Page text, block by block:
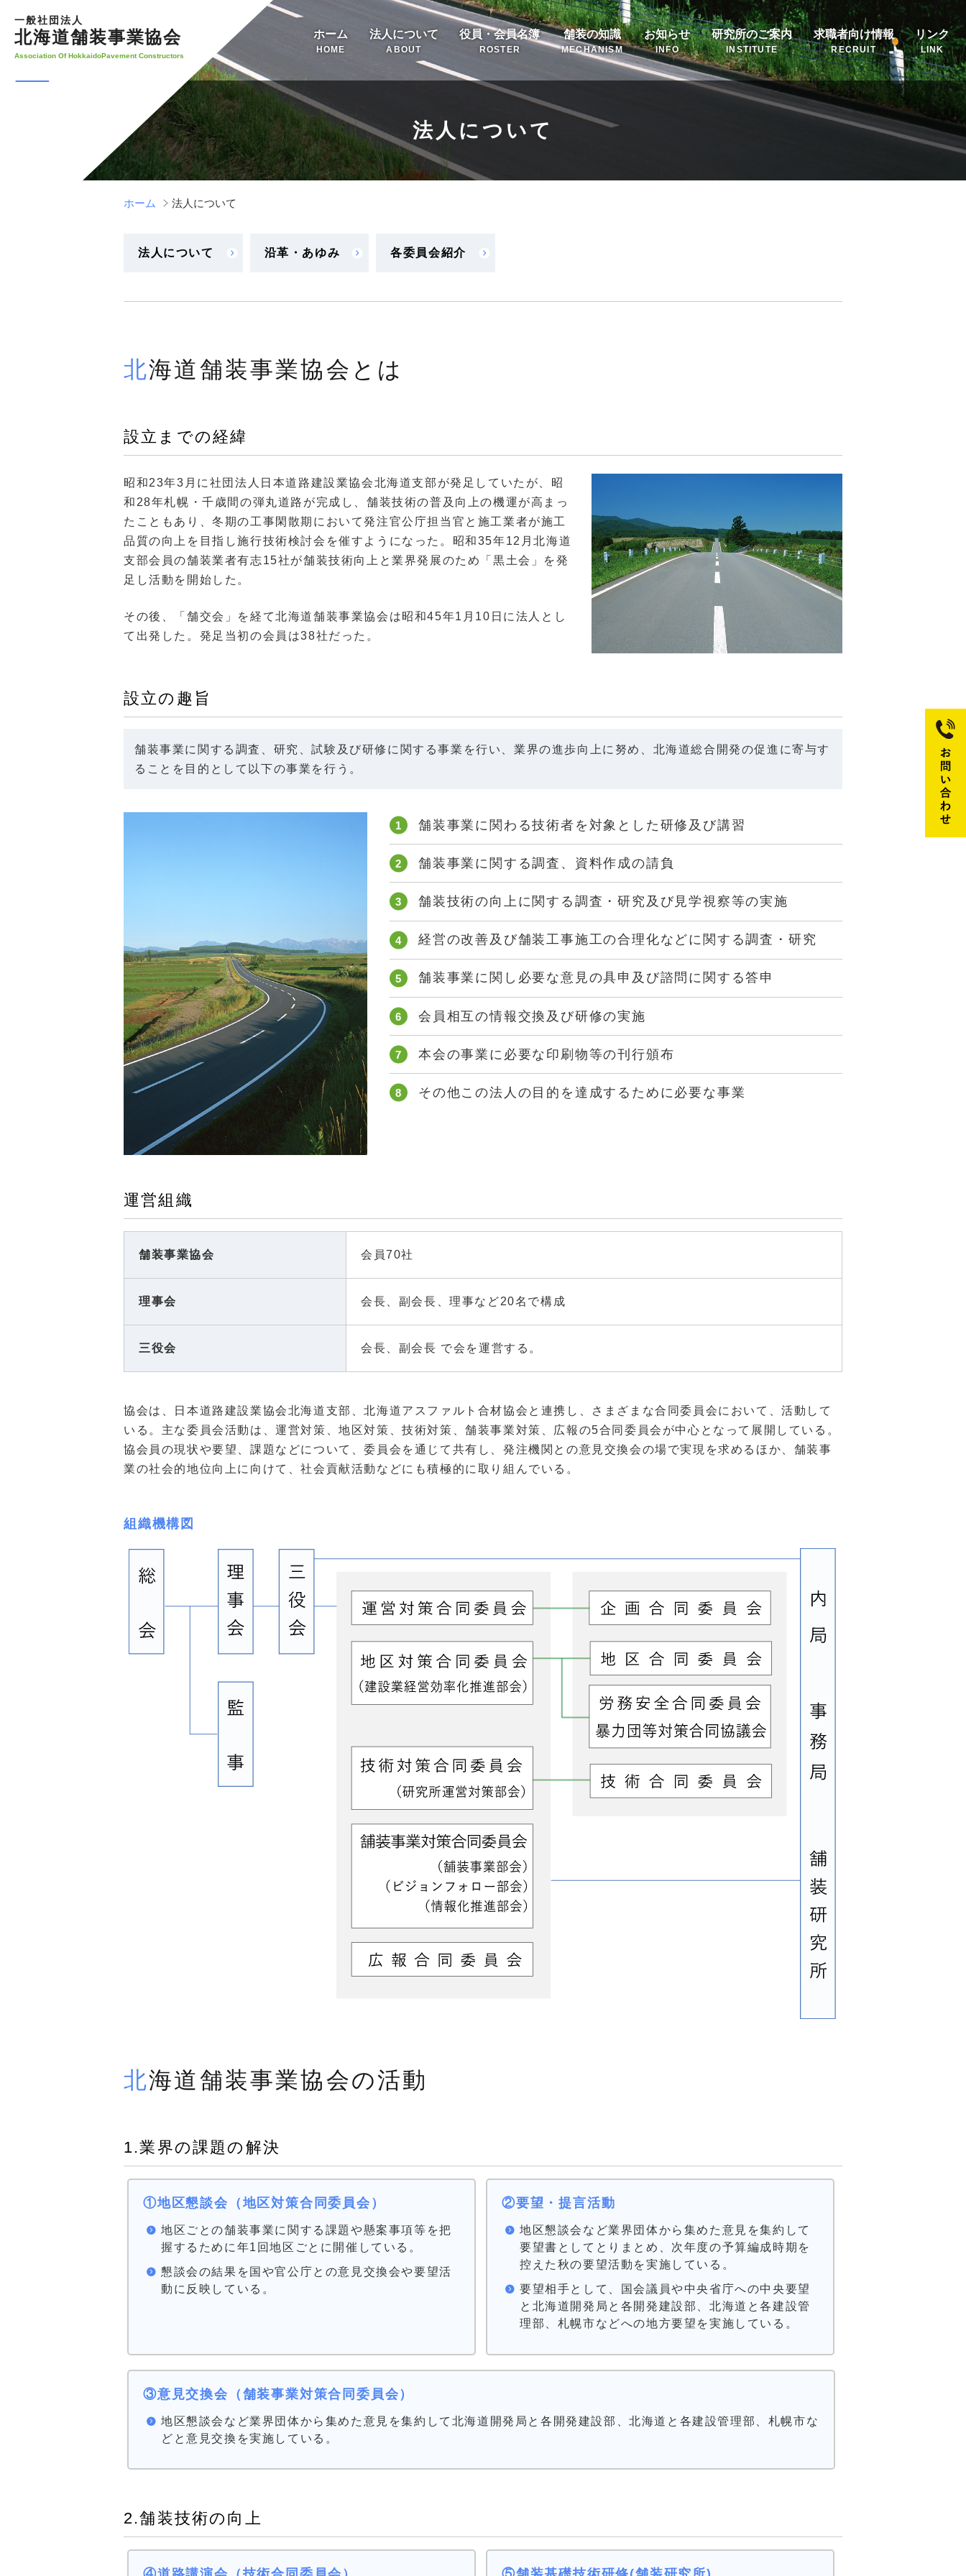
一般社団法人
北海道舗装事業協会
Association Of HokkaidoPavement Constructors
ホーム
HOME
法人について
ABOUT
役員・会員名簿
ROSTER
舗装の知識
MECHANISM
お知らせ
INFO
研究所のご案内
INSTITUTE
求職者向け情報
RECRUIT
リンク
LINK
法人について
ホーム 法人について
法人について 沿革・あゆみ 各委員会紹介
北海道舗装事業協会とは
設立までの経緯
昭和23年3月に社団法人日本道路建設業協会北海道支部が発足していたが、昭
和28年札幌・千歳間の弾丸道路が完成し、舗装技術の普及向上の機運が高まっ
たこともあり、冬期の工事閑散期において発注官公庁担当官と施工業者が施工
品質の向上を目指し施行技術検討会を催すようになった。昭和35年12月北海道
支部会員の舗装業者有志15社が舗装技術向上と業界発展のため「黒土会」を発
足し活動を開始した。
その後、「舗交会」を経て北海道舗装事業協会は昭和45年1月10日に法人とし
て出発した。発足当初の会員は38社だった。
設立の趣旨
舗装事業に関する調査、研究、試験及び研修に関する事業を行い、業界の進歩向上に努め、北海道総合開発の促進に寄与す
ることを目的として以下の事業を行う。
舗装事業に関わる技術者を対象とした研修及び講習
舗装事業に関する調査、資料作成の請負
舗装技術の向上に関する調査・研究及び見学視察等の実施
経営の改善及び舗装工事施工の合理化などに関する調査・研究
舗装事業に関し必要な意見の具申及び諮問に関する答申
会員相互の情報交換及び研修の実施
本会の事業に必要な印刷物等の刊行頒布
その他この法人の目的を達成するために必要な事業
運営組織
舗装事業協会 会員70社
理事会 会長、副会長、理事など20名で構成
三役会 会長、副会長 で会を運営する。
協会は、日本道路建設業協会北海道支部、北海道アスファルト合材協会と連携し、さまざまな合同委員会において、活動して
いる。主な委員会活動は、運営対策、地区対策、技術対策、舗装事業対策、広報の5合同委員会が中心となって展開している。
協会員の現状や要望、課題などについて、委員会を通じて共有し、発注機関との意見交換会の場で実現を求めるほか、舗装事
業の社会的地位向上に向けて、社会貢献活動などにも積極的に取り組んでいる。
組織機構図
北海道舗装事業協会の活動
1.業界の課題の解決
①地区懇談会（地区対策合同委員会）
地区ごとの舗装事業に関する課題や懸案事項等を把
握するために年1回地区ごとに開催している。
懇談会の結果を国や官公庁との意見交換会や要望活
動に反映している。
②要望・提言活動
地区懇談会など業界団体から集めた意見を集約して
要望書としてとりまとめ、次年度の予算編成時期を
控えた秋の要望活動を実施している。
要望相手として、国会議員や中央省庁への中央要望
と北海道開発局と各開発建設部、北海道と各建設管
理部、札幌市などへの地方要望を実施している。
③意見交換会（舗装事業対策合同委員会）
地区懇談会など業界団体から集めた意見を集約して北海道開発局と各開発建設部、北海道と各建設管理部、札幌市な
どと意見交換を実施している。
2.舗装技術の向上